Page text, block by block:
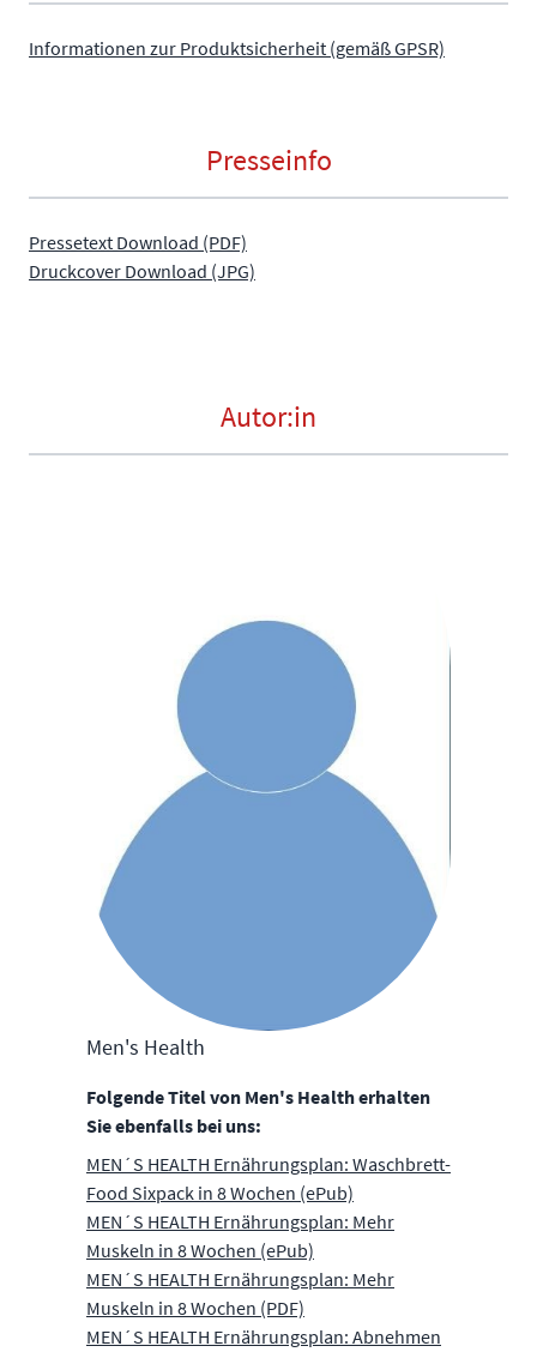
Informationen zur Produktsicherheit (gemäß GPSR)
Presseinfo
Pressetext Download (PDF)
Druckcover Download (JPG)
Autor:in
Men's Health
Folgende Titel von Men's Health erhalten
Sie ebenfalls bei uns:
MEN´S HEALTH Ernährungsplan: Waschbrett-
Food Sixpack in 8 Wochen (ePub)
MEN´S HEALTH Ernährungsplan: Mehr
Muskeln in 8 Wochen (ePub)
MEN´S HEALTH Ernährungsplan: Mehr
Muskeln in 8 Wochen (PDF)
MEN´S HEALTH Ernährungsplan: Abnehmen